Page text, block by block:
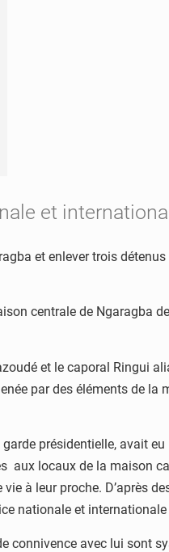
et
et enlever trois
centrale de Ngaragba
et le caporal Ringui
par des éléments de la
présidentielle, avait
locaux de la maison
à leur proche. D’après
nationale et
connivence avec lui sont